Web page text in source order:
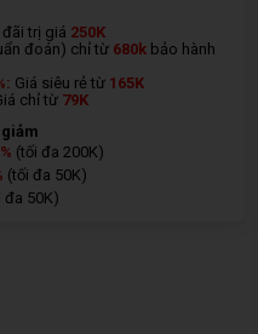
trị giá 250K
đoán) chỉ từ 680k bảo hành
Giá siêu rẻ từ 165K
chỉ từ 79K
(tối đa 200K)
(tối đa 50K)
đa 50K)